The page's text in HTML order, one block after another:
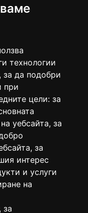
технологии
за да подобри
при
цели: за
уебсайта, за
, за
интерес
и услуги
на
, за